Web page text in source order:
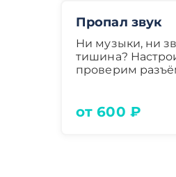
Пропал звук
Ни музыки, ни
тишина?
проверим
от 600 ₽